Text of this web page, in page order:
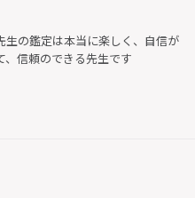
生の鑑定は本当に楽しく、自信が
、信頼のできる先生です